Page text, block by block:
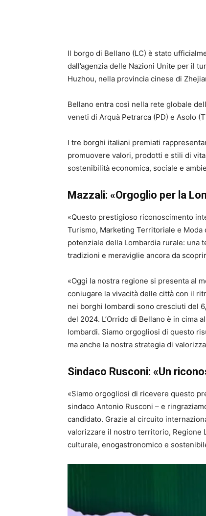
Il borgo di Bellano (LC) è stato
dall’agenzia delle Nazioni Unite per il
Huzhou, nella provincia cinese di
Bellano entra così nella rete globale
veneti di Arquà Petrarca (PD) e Asolo
I tre borghi italiani premiati
promuovere valori, prodotti e stili di
sostenibilità economica, sociale e
Mazzali: «Orgoglio per la
«Questo prestigioso riconoscimento
Turismo, Marketing Territoriale e Moda
potenziale della Lombardia rurale: una
tradizioni e meraviglie ancora da
«Oggi la nostra regione si presenta al
coniugare la vivacità delle città con il
nei borghi lombardi sono cresciuti del
del 2024. L’Orrido di Bellano è in cima
lombardi. Siamo orgogliosi di questo
ma anche la nostra strategia di
Sindaco Rusconi: «Un
«Siamo orgogliosi di ricevere questo
sindaco Antonio Rusconi – e
candidato. Grazie al circuito
valorizzare il nostro territorio, Regione
culturale, enogastronomico e